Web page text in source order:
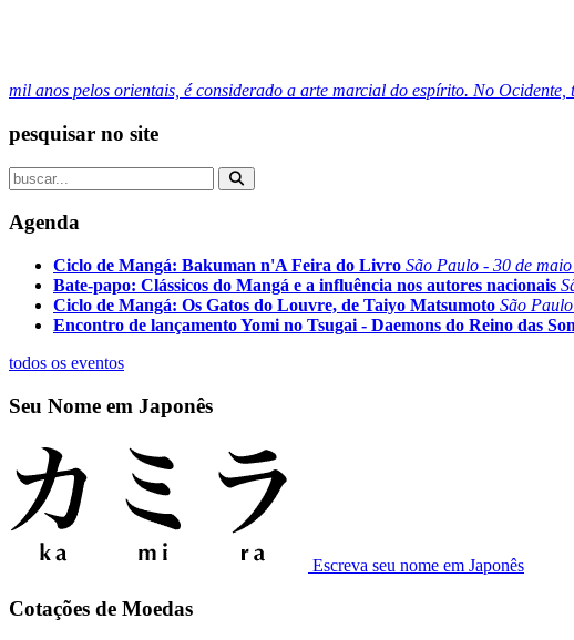
mil anos pelos orientais, é considerado a arte marcial do espírito. No
pesquisar no site
Agenda
Ciclo de Mangá: Bakuman n'A Feira do Livro São Paulo - 30 de
Bate-papo: Clássicos do Mangá e a influência nos autores nacionais
Ciclo de Mangá: Os Gatos do Louvre, de Taiyo Matsumoto São
Encontro de lançamento Yomi no Tsugai - Daemons do Reino das
todos os eventos
Seu Nome em Japonês
Escreva seu nome em Japonês
Cotações de Moedas